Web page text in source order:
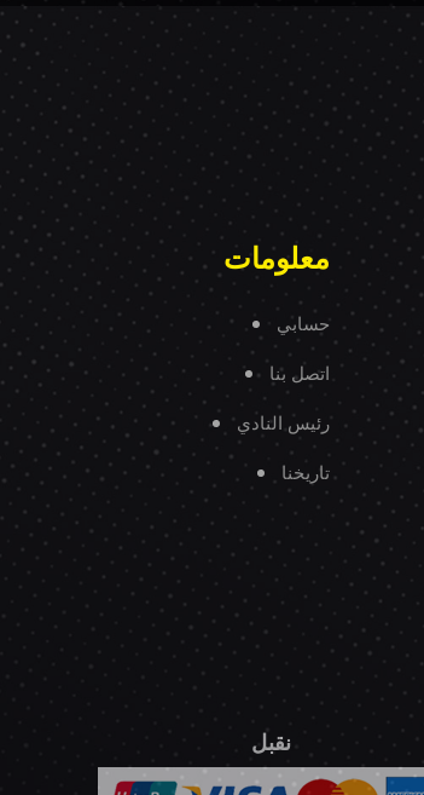
معلومات
حسابي
اتصل بنا
رئيس النادي
تاريخنا
نقبل